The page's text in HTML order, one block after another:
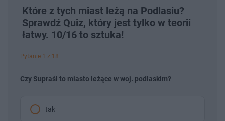
Które z tych miast leżą na Podlasiu?
Sprawdź Quiz, który jest tylko w teorii
łatwy. 10/16 to sztuka!
Pytanie 1 z 18
Czy Supraśl to miasto leżące w woj. podlaskim?
tak